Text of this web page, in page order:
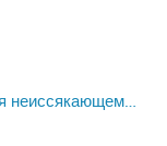
неиссякающем…